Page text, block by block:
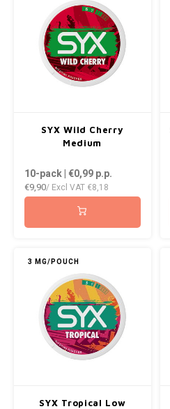
SYX Wild Cherry
Medium
10-pack | €0,99p.p.
€9,90/ Excl VAT €8,18
3 MG/POUCH
SYX Tropical Low